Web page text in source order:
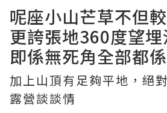
呢座小山芒草不但
更誇張地360度望
即係無死角全部都
加上山頂有足夠平地，絕
露營談談情